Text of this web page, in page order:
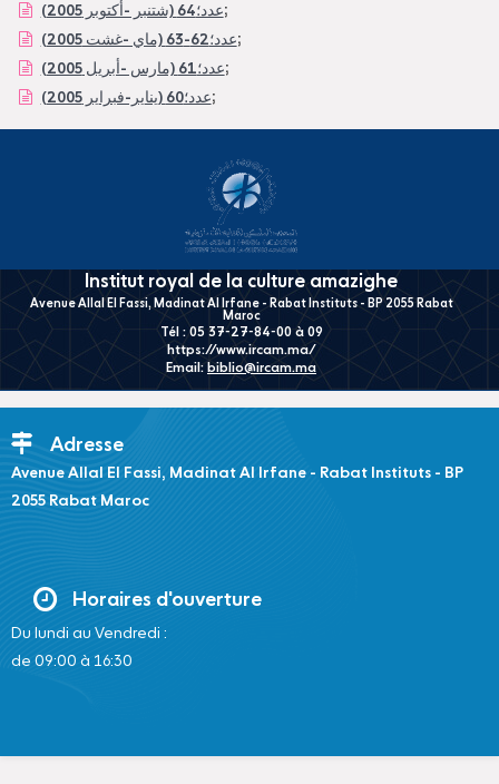
عدد؛64 (شتنبر -أكتوبر 2005);
عدد؛62-63 (ماي -غشت 2005);
عدد؛61 (مارس -أبريل 2005);
عدد؛60 (يناير-فبراير 2005);
Institut royal de la culture amazighe
Avenue Allal El Fassi, Madinat Al Irfane - Rabat Instituts - BP 2055 Rabat
Maroc
Tél : 05 37-27-84-00 à 09
https://www.ircam.ma/
Email: biblio@ircam.ma
Adresse
Avenue Allal El Fassi, Madinat Al Irfane - Rabat Instituts - BP
2055 Rabat Maroc
Horaires d'ouverture
Du lundi au Vendredi :
de 09:00 à 16:30